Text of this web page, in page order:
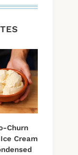
Churn
Cream